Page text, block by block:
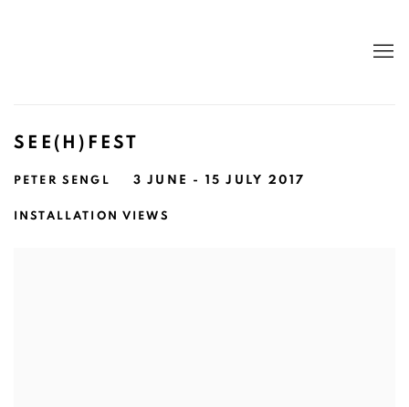
SEE(H)FEST
PETER SENGL 3 JUNE - 15 JULY 2017
INSTALLATION VIEWS